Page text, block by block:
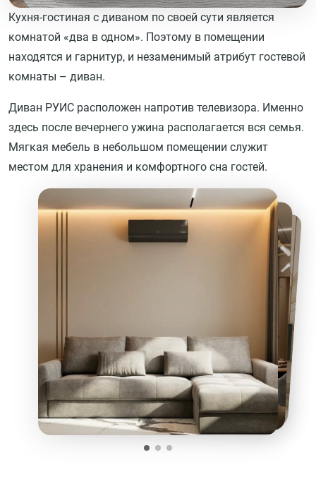
Кухня-гостиная с диваном по своей сути является
комнатой «два в одном». Поэтому в помещении
находятся и гарнитур, и незаменимый атрибут гостевой
комнаты – диван.
Диван РУИС расположен напротив телевизора. Именно
здесь после вечернего ужина располагается вся семья.
Мягкая мебель в небольшом помещении служит
местом для хранения и комфортного сна гостей.